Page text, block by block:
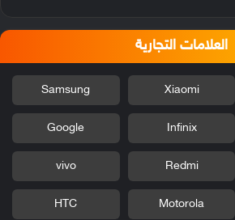
العلامات التجارية
Xiaomi
Samsung
Infinix
Google
Redmi
vivo
Motorola
HTC